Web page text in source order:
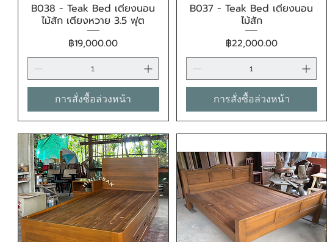
ดูข้อมูลด่วน
B038 - Teak Bed เตียงนอน
ไม้สัก เตียงหวาย 3.5 ฟุต
ราคา
฿19,000.00
การสั่งซื้อล่วงหน้า
ดูข้อมูลด่วน
B037 - Teak Bed เตียงนอน
ไม้สัก
ราคา
฿22,000.00
การสั่งซื้อล่วงหน้า